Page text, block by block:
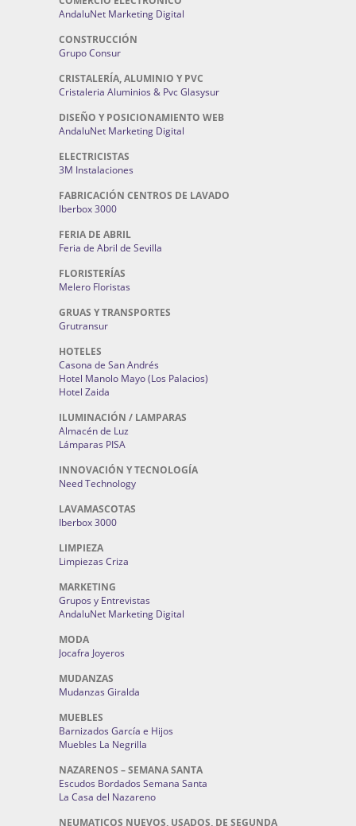
AndaluNet Marketing Digital
CONSTRUCCIÓN
Grupo Consur
CRISTALERÍA, ALUMINIO Y PVC
Cristaleria Aluminios & Pvc Glasysur
DISEÑO Y POSICIONAMIENTO WEB
AndaluNet Marketing Digital
ELECTRICISTAS
3M Instalaciones
FABRICACIÓN CENTROS DE LAVADO
Iberbox 3000
FERIA DE ABRIL
Feria de Abril de Sevilla
FLORISTERÍAS
Melero Floristas
GRUAS Y TRANSPORTES
Grutransur
HOTELES
Casona de San Andrés
Hotel Manolo Mayo (Los Palacios)
Hotel Zaida
ILUMINACIÓN / LAMPARAS
Almacén de Luz
Lámparas PISA
INNOVACIÓN Y TECNOLOGÍA
Need Technology
LAVAMASCOTAS
Iberbox 3000
LIMPIEZA
Limpiezas Criza
MARKETING
Grupos y Entrevistas
AndaluNet Marketing Digital
MODA
Jocafra Joyeros
MUDANZAS
Mudanzas Giralda
MUEBLES
Barnizados García e Hijos
Muebles La Negrilla
NAZARENOS – SEMANA SANTA
Escudos Bordados Semana Santa
La Casa del Nazareno
NEUMATICOS NUEVOS, USADOS, DE SEGUNDA